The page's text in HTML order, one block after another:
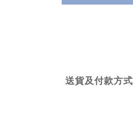
送貨及付款方式